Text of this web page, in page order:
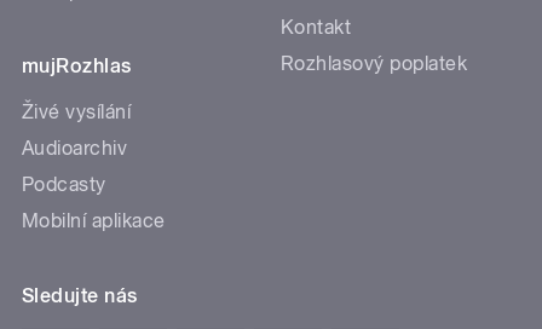
mujRozhlas
Živé vysílání
Audioarchiv
Podcasty
Mobilní aplikace
Kontakt
Rozhlasový poplatek
Sledujte nás